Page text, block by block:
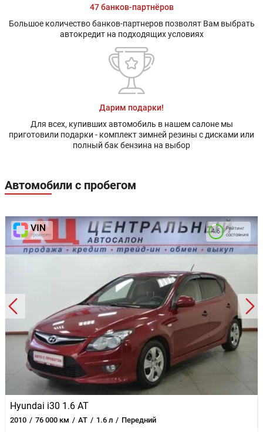
47 банков-партнёров
Большое количество банков-партнеров позволят Вам выбрать
автокредит на подходящих условиях
Дарим подарки!
Для всех, купивших автомобиль в нашем салоне мы
приготовили подарки - комплект зимней резины с дисками или
полный бак бензина на выбор
Автомобили с пробегом
Hyundai i30 1.6 AT
2010 76 000 км AT 1.6 л Передний
Рейтинг
состояния
4.6